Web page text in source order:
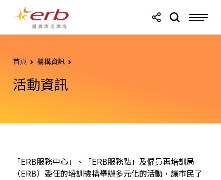
跳轉至主要內容
首頁 機構資訊
活動資訊
「ERB服務中心」、「ERB服務點」及僱員再培訓局
（ERB）委任的培訓機構舉辦多元化的活動，讓市民了